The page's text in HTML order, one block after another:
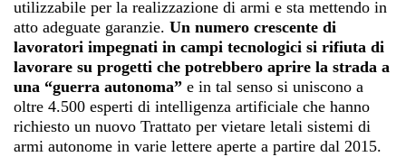
utilizzabile per la realizzazione di armi e sta mettendo in
atto adeguate garanzie. Un numero crescente di
lavoratori impegnati in campi tecnologici si rifiuta di
lavorare su progetti che potrebbero aprire la strada a
una “guerra autonoma” e in tal senso si uniscono a
oltre 4.500 esperti di intelligenza artificiale che hanno
richiesto un nuovo Trattato per vietare letali sistemi di
armi autonome in varie lettere aperte a partire dal 2015.